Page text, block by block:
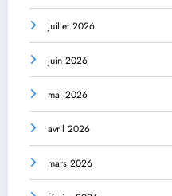
juillet 2026
juin 2026
mai 2026
avril 2026
mars 2026